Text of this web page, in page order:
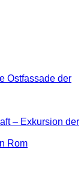
Ostfassade der
– Exkursion der
Rom